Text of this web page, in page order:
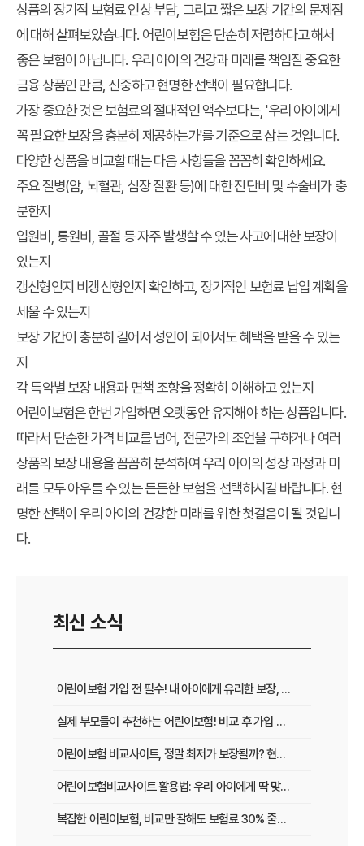
상품의 장기적 보험료 인상 부담, 그리고 짧은 보장 기간의 문제점
에 대해 살펴보았습니다. 어린이보험은 단순히 저렴하다고 해서
좋은 보험이 아닙니다. 우리 아이의 건강과 미래를 책임질 중요한
금융 상품인 만큼, 신중하고 현명한 선택이 필요합니다.
가장 중요한 것은 보험료의 절대적인 액수보다는, '우리 아이에게
꼭 필요한 보장을 충분히 제공하는가'를 기준으로 삼는 것입니다.
다양한 상품을 비교할 때는 다음 사항들을 꼼꼼히 확인하세요.
주요 질병(암, 뇌혈관, 심장 질환 등)에 대한 진단비 및 수술비가 충
분한지
입원비, 통원비, 골절 등 자주 발생할 수 있는 사고에 대한 보장이
있는지
갱신형인지 비갱신형인지 확인하고, 장기적인 보험료 납입 계획을
세울 수 있는지
보장 기간이 충분히 길어서 성인이 되어서도 혜택을 받을 수 있는
지
각 특약별 보장 내용과 면책 조항을 정확히 이해하고 있는지
어린이보험은 한번 가입하면 오랫동안 유지해야 하는 상품입니다.
따라서 단순한 가격 비교를 넘어, 전문가의 조언을 구하거나 여러
상품의 보장 내용을 꼼꼼히 분석하여 우리 아이의 성장 과정과 미
래를 모두 아우를 수 있는 든든한 보험을 선택하시길 바랍니다. 현
명한 선택이 우리 아이의 건강한 미래를 위한 첫걸음이 될 것입니
다.
최신 소식
어린이보험 가입 전 필수! 내 아이에게 유리한 보장, 비교로 찾아내는 법
실제 부모들이 추천하는 어린이보험! 비교 후 가입 전 꼭 확인할 5가지
어린이보험 비교사이트, 정말 최저가 보장될까? 현명한 선택 기준 3가지
어린이보험비교사이트 활용법: 우리 아이에게 딱 맞는 보험료, 이렇게 찾아보세요!
복잡한 어린이보험, 비교만 잘해도 보험료 30% 줄이는 특급 노하우